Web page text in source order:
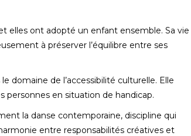
elles ont adopté un enfant ensemble. Sa vie
à préserver l’équilibre entre ses
domaine de l’accessibilité culturelle. Elle
personnes en situation de handicap.
la danse contemporaine, discipline qui
entre responsabilités créatives et